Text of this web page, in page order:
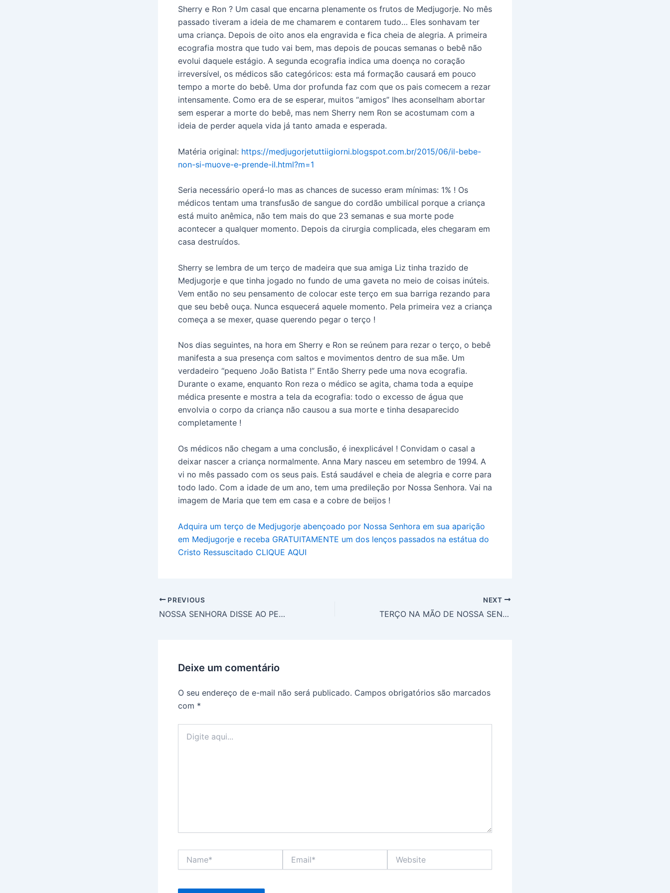
Sherry e Ron ? Um casal que encarna plenamente os frutos de Medjugorje. No mês
passado tiveram a ideia de me chamarem e contarem tudo… Eles sonhavam ter
uma criança. Depois de oito anos ela engravida e fica cheia de alegria. A primeira
ecografia mostra que tudo vai bem, mas depois de poucas semanas o bebê não
evolui daquele estágio. A segunda ecografia indica uma doença no coração
irreversível, os médicos são categóricos: esta má formação causará em pouco
tempo a morte do bebê. Uma dor profunda faz com que os pais comecem a rezar
intensamente. Como era de se esperar, muitos “amigos” lhes aconselham abortar
sem esperar a morte do bebê, mas nem Sherry nem Ron se acostumam com a
ideia de perder aquela vida já tanto amada e esperada.
Matéria original: https://medjugorjetuttiigiorni.blogspot.com.br/2015/06/il-bebe-
non-si-muove-e-prende-il.html?m=1
Seria necessário operá-lo mas as chances de sucesso eram mínimas: 1% ! Os
médicos tentam uma transfusão de sangue do cordão umbilical porque a criança
está muito anêmica, não tem mais do que 23 semanas e sua morte pode
acontecer a qualquer momento. Depois da cirurgia complicada, eles chegaram em
casa destruídos.
Sherry se lembra de um terço de madeira que sua amiga Liz tinha trazido de
Medjugorje e que tinha jogado no fundo de uma gaveta no meio de coisas inúteis.
Vem então no seu pensamento de colocar este terço em sua barriga rezando para
que seu bebê ouça. Nunca esquecerá aquele momento. Pela primeira vez a criança
começa a se mexer, quase querendo pegar o terço !
Nos dias seguintes, na hora em Sherry e Ron se reúnem para rezar o terço, o bebê
manifesta a sua presença com saltos e movimentos dentro de sua mãe. Um
verdadeiro “pequeno João Batista !” Então Sherry pede uma nova ecografia.
Durante o exame, enquanto Ron reza o médico se agita, chama toda a equipe
médica presente e mostra a tela da ecografia: todo o excesso de água que
envolvia o corpo da criança não causou a sua morte e tinha desaparecido
completamente !
Os médicos não chegam a uma conclusão, é inexplicável ! Convidam o casal a
deixar nascer a criança normalmente. Anna Mary nasceu em setembro de 1994. A
vi no mês passado com os seus pais. Está saudável e cheia de alegria e corre para
todo lado. Com a idade de um ano, tem uma predileção por Nossa Senhora. Vai na
imagem de Maria que tem em casa e a cobre de beijos !
Adquira um terço de Medjugorje abençoado por Nossa Senhora em sua aparição
em Medjugorje e receba GRATUITAMENTE um dos lenços passados na estátua do
Cristo Ressuscitado CLIQUE AQUI
PREVIOUS
NOSSA SENHORA DISSE AO PEQUENO JAKOV: “NÃO CHORE, SUA MAMÃE ESTÁ COMIGO NO CÉU”
NEXT
TERÇO NA MÃO DE NOSSA SENHORA SE MOVE MISTERIOSAMENTE EM POMPÉIA
Deixe um comentário
O seu endereço de e-mail não será publicado. Campos obrigatórios são marcados
com *
aqui...